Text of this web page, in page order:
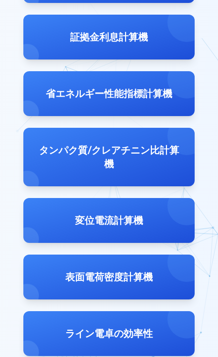
証拠金利息計算機
省エネルギー性能指標計算機
タンパク質/クレアチニン比計算
機
変位電流計算機
表面電荷密度計算機
ライン電卓の効率性